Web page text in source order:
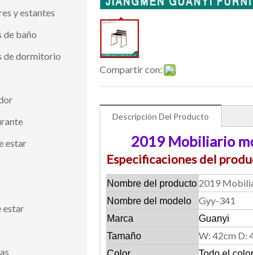
y estantes
de baño
de dormitorio
estar
estar
Compartir con:
Descripción Del Producto
2019 Mobiliario
Especificaciones del
Nombre del producto 2019
Nombre del modelo Gyy-341
Marca
Guanyi
Tamaño
W: 42cm D: